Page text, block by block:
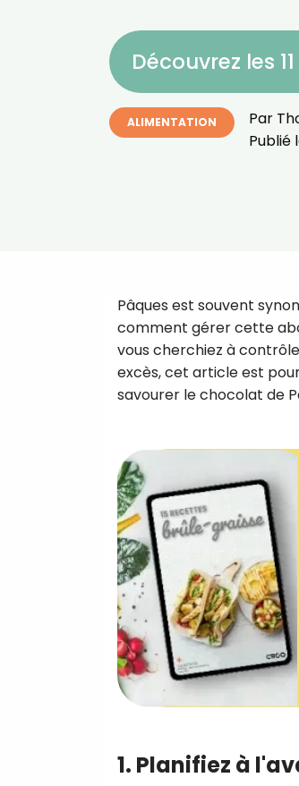
Découvrez les
ALIMENTATION Par
Publié
Pâques est souvent
comment gérer cette
vous cherchiez à
excès, cet article est
savourer le chocolat de
1. Planifiez à